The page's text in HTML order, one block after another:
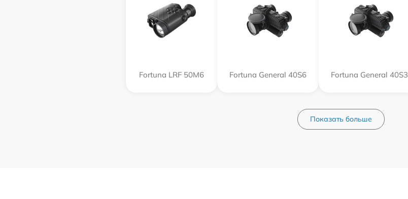
Fortuna LRF 50M6 Fortuna General 40S6 Fortuna General 40S3
Показать больше